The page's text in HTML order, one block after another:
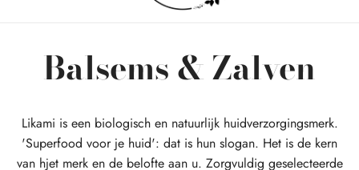
Balsems & Zalven
Likami is een biologisch en natuurlijk huidverzorgingsmerk.
'Superfood voor je huid': dat is hun slogan. Het is de kern
van hjet merk en de belofte aan u. Zorgvuldig geselecteerde